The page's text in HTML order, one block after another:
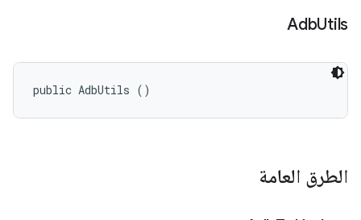
AdbUtils
public AdbUtils ()
الطرق العامة